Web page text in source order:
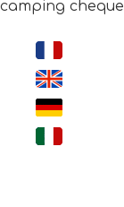
camping